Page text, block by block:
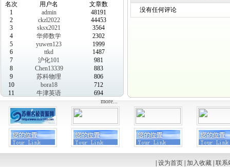
名次 用户名
文章数
1
admin
48191
2
ckzl2022
44453
3
sksx2021
3564
4
华师数学
2302
5
yuwen123
1999
6
ttkd
1487
7
沪化101
981
8
Chen13339
883
9
苏科物理
806
10
bora18
712
11
牛津英语
694
more...
没有任何评论
设为首页| 加入收藏| 联系